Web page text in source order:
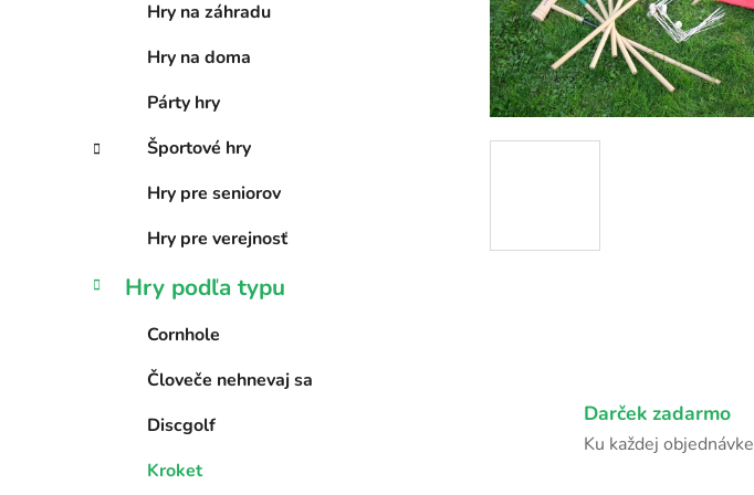
Hry na záhradu
Hry na doma
Párty hry
Športové hry
Hry pre seniorov
Hry pre verejnosť
Hry podľa typu
Cornhole
Človeče nehnevaj sa
Discgolf
Kroket
Darček zadarmo
Ku každej objednávke